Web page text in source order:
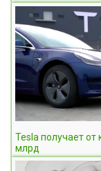
Tesla получает от
млрд